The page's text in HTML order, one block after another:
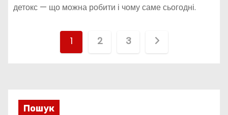
детокс — що можна робити і чому саме сьогодні.
і
1 2 3
Пошук